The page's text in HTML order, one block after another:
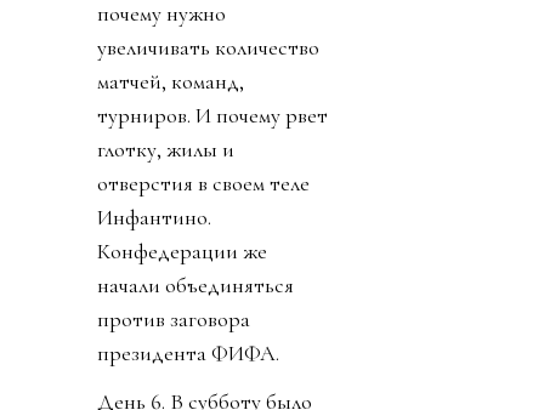
почему нужно
увеличивать количество
матчей, команд,
турниров. И почему рвет
глотку, жилы и
отверстия в своем теле
Инфантино.
Конфедерации же
начали объединяться
против заговора
президента ФИФА.
День 6. В субботу было